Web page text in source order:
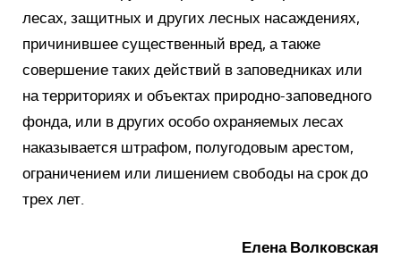
лесах, защитных и других лесных насаждениях,
причинившее существенный вред, а также
совершение таких действий в заповедниках или
на территориях и объектах природно-заповедного
фонда, или в других особо охраняемых лесах
наказывается штрафом, полугодовым арестом,
ограничением или лишением свободы на срок до
трех лет.
Елена Волковская